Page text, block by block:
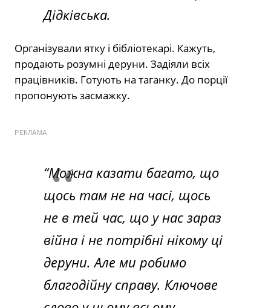
Дідківська.
Організували ятку і бібліотекарі. Кажуть,
продають розумні деруни. Задіяли всіх
працівників. Готують на таганку. До порції
пропонують засмажку.
РЕКЛАМА
“Можна казати багато, що
щось там не на часі, щось
не в тей час, що у нас зараз
війна і не потрібні нікому ці
деруни. Але ми робимо
благодійну справу. Ключове